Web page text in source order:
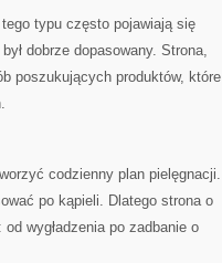
typu często pojawiają się
dobrze dopasowany. Strona,
poszukujących produktów, które
codzienny plan pielęgnacji.
po kąpieli. Dlatego strona o
wygładzenia po zadbanie o